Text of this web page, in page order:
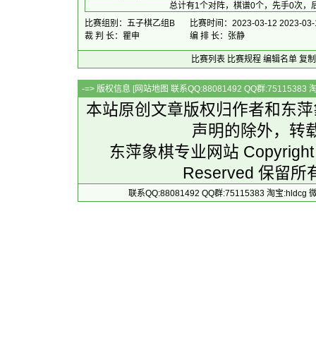
总计有1个对阵，棋谱0个，先手0次，
比赛组别：五子棋乙组B
比赛时间：2023-03-12 2023-
裁 判 长：瞿申
编 排 长：张静
比赛列表 比赛规程 编辑名单 复
-=> 版权信息 [网站地图 联系QQ:88081492 QQ群:75115383
本站原创文章版权归作者和东
声明的除外，转
东萍象棋专业网站
Reserved 保留所
联系QQ:88081492 QQ群:75115383 淘宝:hldcg